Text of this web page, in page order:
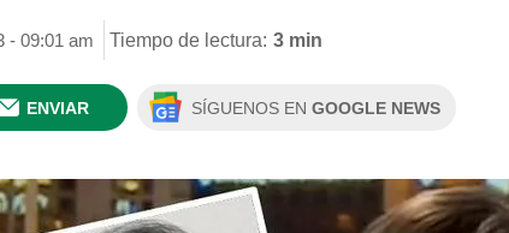
- 09:01 am Tiempo de lectura: 3 min
ENVIAR SÍGUENOS EN GOOGLE NEWS